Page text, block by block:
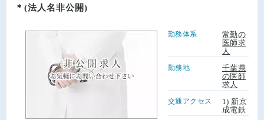
＊(法人名非公開)
勤務体系
常勤の
医師求
人
勤務地
千葉県
の医師
求人
交通アクセス
1) 新京
成電鉄